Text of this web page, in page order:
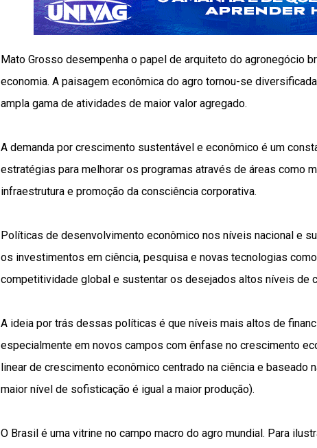
Mato Grosso desempenha o papel de arquiteto do agronegócio
economia. A paisagem econômica do agro tornou-se
ampla gama de atividades de maior valor agregado.
A demanda por crescimento sustentável e econômico é um
estratégias para melhorar os programas através de áreas como
infraestrutura e promoção da consciência corporativa.
Políticas de desenvolvimento econômico nos níveis nacional e
os investimentos em ciência, pesquisa e novas tecnologias
competitividade global e sustentar os desejados altos níveis de
A ideia por trás dessas políticas é que níveis mais altos de
especialmente em novos campos com ênfase no crescimento
linear de crescimento econômico centrado na ciência e baseado
maior nível de sofisticação é igual a maior produção).
O Brasil é uma vitrine no campo macro do agro mundial. Para